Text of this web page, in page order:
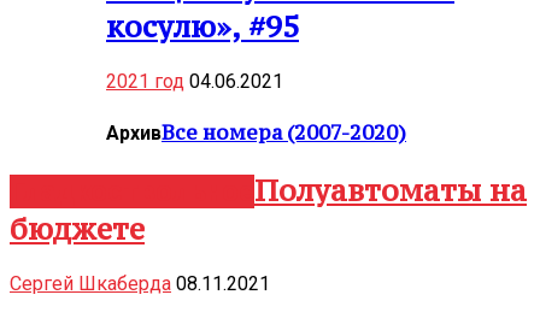
косулю», #95
2021 год 04.06.2021
АрхивВсе номера (2007-2020)
Полуавтоматы на
бюджете
Сергей Шкаберда 08.11.2021